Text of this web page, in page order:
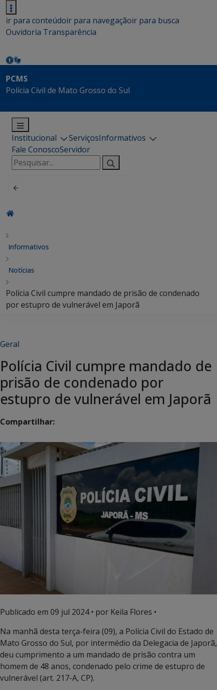
ir para conteúdoir para navegaçãoir para busca
Ouvidoria Transparência
PCMS
Polícia Civil de Mato Grosso do Sul
Institucional ServiçosInformativos
Fale ConoscoServidor
Pesquisar
por:
Informativos
Notícias
Polícia Civil cumpre mandado de prisão de condenado
por estupro de vulnerável em Japorã
Geral
Polícia Civil cumpre mandado de
prisão de condenado por
estupro de vulnerável em Japorã
Compartilhar:
Publicado em 09 jul 2024• por Keila Flores •
Na manhã desta terça-feira (09), a Polícia Civil do Estado de
Mato Grosso do Sul, por intermédio da Delegacia de Japorã,
deu cumprimento a um mandado de prisão contra um
homem de 48 anos, condenado pelo crime de estupro de
vulnerável (art. 217-A, CP).